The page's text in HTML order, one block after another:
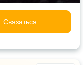
Связаться